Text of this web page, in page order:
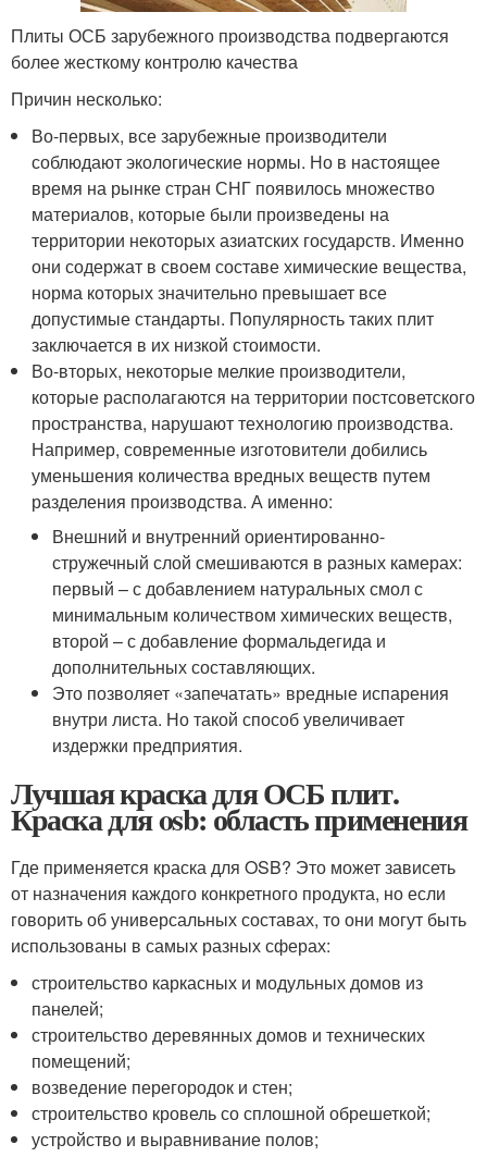
Плиты ОСБ зарубежного производства подвергаются
более жесткому контролю качества
Причин несколько:
Во-первых, все зарубежные производители
соблюдают экологические нормы. Но в настоящее
время на рынке стран СНГ появилось множество
материалов, которые были произведены на
территории некоторых азиатских государств. Именно
они содержат в своем составе химические вещества,
норма которых значительно превышает все
допустимые стандарты. Популярность таких плит
заключается в их низкой стоимости.
Во-вторых, некоторые мелкие производители,
которые располагаются на территории постсоветского
пространства, нарушают технологию производства.
Например, современные изготовители добились
уменьшения количества вредных веществ путем
разделения производства. А именно:
Внешний и внутренний ориентированно-
стружечный слой смешиваются в разных камерах:
первый – с добавлением натуральных смол с
минимальным количеством химических веществ,
второй – с добавление формальдегида и
дополнительных составляющих.
Это позволяет «запечатать» вредные испарения
внутри листа. Но такой способ увеличивает
издержки предприятия.
Лучшая краска для ОСБ плит.
Краска для osb: область применения
Где применяется краска для OSB? Это может зависеть
от назначения каждого конкретного продукта, но если
говорить об универсальных составах, то они могут быть
использованы в самых разных сферах:
строительство каркасных и модульных домов из
панелей;
строительство деревянных домов и технических
помещений;
возведение перегородок и стен;
строительство кровель со сплошной обрешеткой;
устройство и выравнивание полов;